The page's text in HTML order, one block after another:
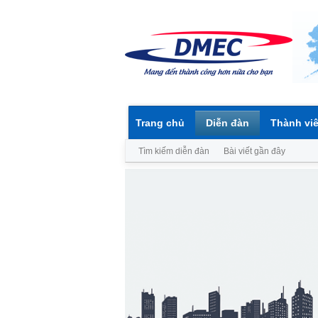
Trang chủ Diễn đàn
Tìm kiếm diễn đàn Bài viết gần đây
Thành